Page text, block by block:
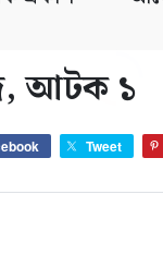
আটক ১
Tweet